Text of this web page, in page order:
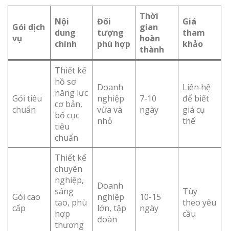
Gói dịch
vụ
Nội
dung
chính
Đối
tượng
phù hợp
Thời
gian
hoàn
thành
Giá
tham
khảo
Gói tiêu
chuẩn
Thiết kế
hồ sơ
năng lực
cơ bản,
bố cục
tiêu
chuẩn
Doanh
nghiệp
vừa và
nhỏ
7-10
ngày
Liên hệ
để biết
giá cụ
thể
Gói cao
cấp
Thiết kế
chuyên
nghiệp,
sáng
tạo, phù
hợp
thương
Doanh
nghiệp
lớn, tập
đoàn
10-15
ngày
Tùy
theo yêu
cầu